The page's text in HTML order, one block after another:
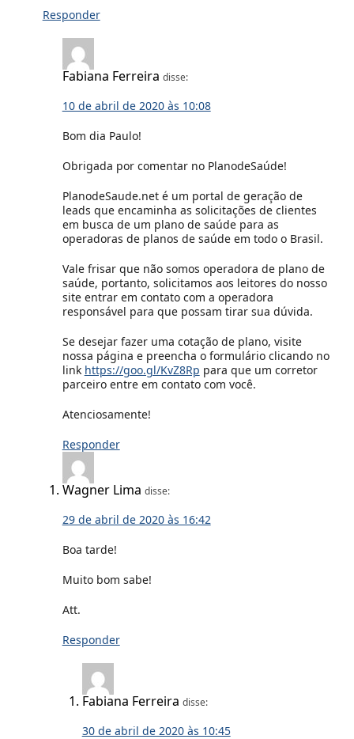
Responder
Fabiana Ferreira disse:
10 de abril de 2020 às 10:08
Bom dia Paulo!
Obrigada por comentar no PlanodeSaúde!
PlanodeSaude.net é um portal de geração de
leads que encaminha as solicitações de clientes
em busca de um plano de saúde para as
operadoras de planos de saúde em todo o Brasil.
Vale frisar que não somos operadora de plano de
saúde, portanto, solicitamos aos leitores do nosso
site entrar em contato com a operadora
responsável para que possam tirar sua dúvida.
Se desejar fazer uma cotação de plano, visite
nossa página e preencha o formulário clicando no
link https://goo.gl/KvZ8Rp para que um corretor
parceiro entre em contato com você.
Atenciosamente!
Responder
Wagner Lima disse:
29 de abril de 2020 às 16:42
Boa tarde!
Muito bom sabe!
Att.
Responder
Fabiana Ferreira disse:
30 de abril de 2020 às 10:45